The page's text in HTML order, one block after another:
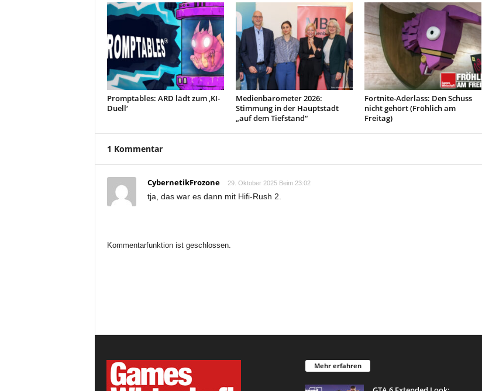
Promptables: ARD lädt zum ‚KI-
Duell‘
Medienbarometer 2026:
Stimmung in der Hauptstadt
„auf dem Tiefstand“
Fortnite-Aderlass: Den Schuss
nicht gehört (Fröhlich am
Freitag)
1 Kommentar
CybernetikFrozone 29. Oktober 2025 Beim 23:02
tja, das war es dann mit Hifi-Rush 2.
Kommentarfunktion ist geschlossen.
Mehr erfahren